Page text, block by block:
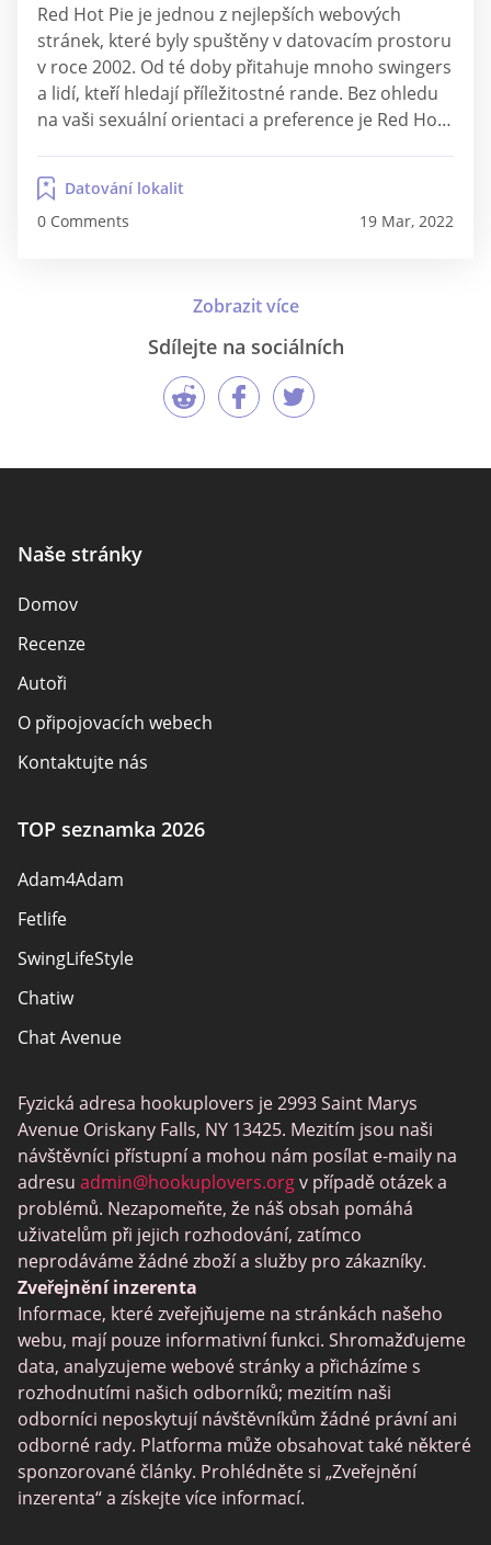
Red Hot Pie je jednou z nejlepších webových
stránek, které byly spuštěny v datovacím prostoru
v roce 2002. Od té doby přitahuje mnoho swingers
a lidí, kteří hledají příležitostné rande. Bez ohledu
na vaši sexuální orientaci a preference je Red Hot
diskriminace těchto a dalších obav. Ať už jste pár,
skupina nebo singl, web...
Datování lokalit
0 Comments
19 Mar, 2022
Sdílejte na sociálních
Naše stránky
Domov
Recenze
Autoři
O připojovacích webech
Kontaktujte nás
Se stát partnerem
Mapa stránek
TOP seznamka 2026
Adam4Adam
Fetlife
SwingLifeStyle
Chatiw
Chat Avenue
Flingster
BlackPeopleMeet
Wireclub
Feabie.com
Biggercity
Fap CEO
Shagle
Spdate
eHarmony
LGBT seznamka
Seznamovací aplikace
Fyzická adresa hookuplovers je 2993 Saint Marys
Avenue Oriskany Falls, NY 13425. Mezitím jsou naši
návštěvníci přístupní a mohou nám posílat e-maily na
adresu admin@hookuplovers.orgv případě otázek a
problémů. Nezapomeňte, že náš obsah pomáhá
uživatelům při jejich rozhodování, zatímco
neprodáváme žádné zboží a služby pro zákazníky.
Zveřejnění inzerenta
Informace, které zveřejňujeme na stránkách našeho
webu, mají pouze informativní funkci. Shromažďujeme
data, analyzujeme webové stránky a přicházíme s
rozhodnutími našich odborníků; mezitím naši
odborníci neposkytují návštěvníkům žádné právní ani
odborné rady. Platforma může obsahovat také některé
sponzorované články. Prohlédněte si „Zveřejnění
inzerenta“ a získejte více informací.